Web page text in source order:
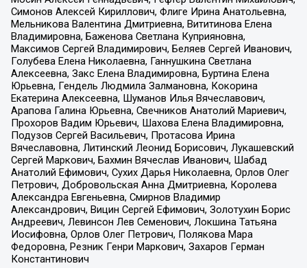
Симонов Алексей Кириллович, Флиге Ирина Анатольевна,
Мельникова Валентина Дмитриевна, Вититинова Елена
Владимировна, Баженова Светлана Куприяновна,
Максимов Сергей Владимирович, Беляев Сергей Иванович,
Голубева Елена Николаевна, Ганнушкина Светлана
Алексеевна, Закс Елена Владимировна, Буртина Елена
Юрьевна, Гендель Людмила Залмановна, Кокорина
Екатерина Алексеевна, Шуманов Илья Вячеславович,
Арапова Галина Юрьевна, Свечников Анатолий Мариевич,
Прохоров Вадим Юрьевич, Шахова Елена Владимировна,
Подузов Сергей Васильевич, Протасова Ирина
Вячеславовна, Литинский Леонид Борисович, Лукашевский
Сергей Маркович, Бахмин Вячеслав Иванович, Шабад
Анатолий Ефимович, Сухих Дарья Николаевна, Орлов Олег
Петрович, Добровольская Анна Дмитриевна, Королева
Александра Евгеньевна, Смирнов Владимир
Александрович, Вицин Сергей Ефимович, Золотухин Борис
Андреевич, Левинсон Лев Семенович, Локшина Татьяна
Иосифовна, Орлов Олег Петрович, Полякова Мара
Федоровна, Резник Генри Маркович, Захаров Герман
Константинович